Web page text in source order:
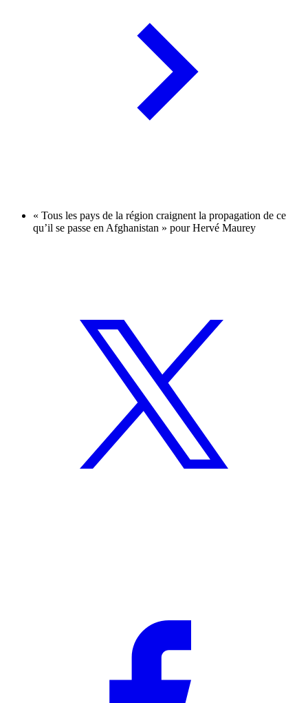
« Tous les pays de la région craignent la propagation de ce
qu’il se passe en Afghanistan » pour Hervé Maurey